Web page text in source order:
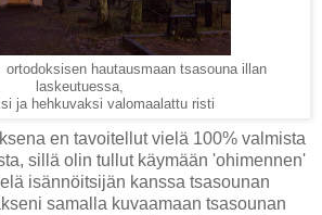
hautausmaan tsasouna illan
laskeutuessa,
ja hehkuvaksi valomaalattu risti
en tavoitellut vielä 100% valmista
sillä olin tullut käymään 'ohimennen'
isännöitsijän kanssa tsasounan
samalla kuvaamaan tsasounan